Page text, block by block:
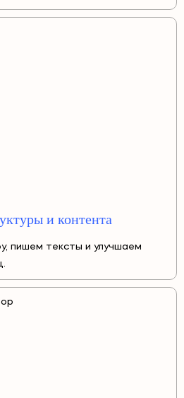
и контента
пишем тексты и улучшаем